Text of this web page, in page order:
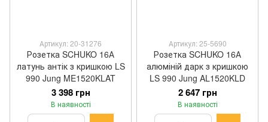
Артикул: 20-31276
Розетка SCHUKO 16А
латунь антік з кришкою LS
990 Jung ME1520KLAT
3 398 грн
В наявності
Артикул: 25-5690
Розетка SCHUKO 16А
алюміній дарк з кришкою
LS 990 Jung AL1520KLD
2 647 грн
В наявності